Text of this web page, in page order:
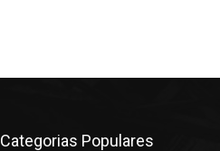
Categorias Populares